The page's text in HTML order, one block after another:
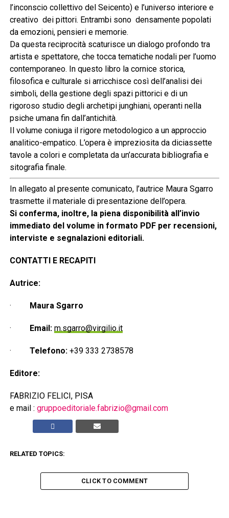
l’inconscio collettivo del Seicento) e l’universo interiore e
creativo dei pittori. Entrambi sono densamente popolati
da emozioni, pensieri e memorie.
Da questa reciprocità scaturisce un dialogo profondo tra
artista e spettatore, che tocca tematiche nodali per l’uomo
contemporaneo. In questo libro la cornice storica,
filosofica e culturale si arricchisce così dell’analisi dei
simboli, della gestione degli spazi pittorici e di un
rigoroso studio degli archetipi junghiani, operanti nella
psiche umana fin dall’antichità.
Il volume coniuga il rigore metodologico a un approccio
analitico-empatico. L’opera è impreziosita da diciassette
tavole a colori e completata da un’accurata bibliografia e
sitografia finale.
In allegato al presente comunicato, l’autrice Maura Sgarro
trasmette il materiale di presentazione dell’opera.
Si conferma, inoltre, la piena disponibilità all’invio
immediato del volume in formato PDF per recensioni,
interviste e segnalazioni editoriali.
CONTATTI E RECAPITI
Autrice:
· Maura Sgarro
· Email: m.sgarro@virgilio.it
· Telefono:+39 333 2738578
Editore:
FABRIZIO FELICI, PISA
e mail : gruppoeditoriale.fabrizio@gmail.com
RELATED TOPICS:
CLICK TO COMMENT